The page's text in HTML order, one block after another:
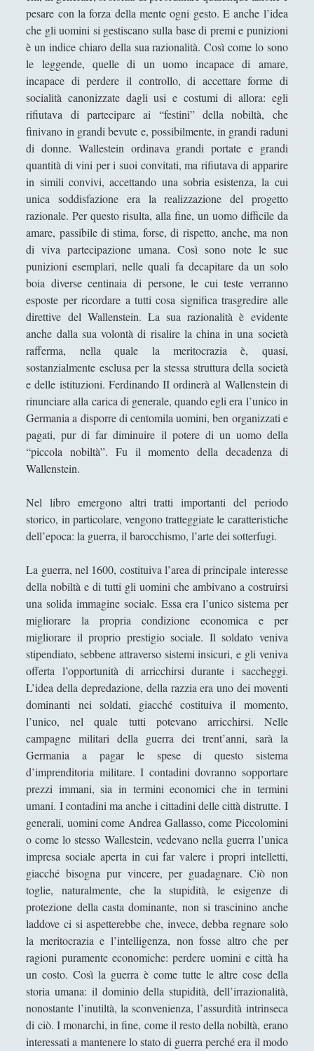
"Cronaca della guerra del Vietnam 1961-
1975" Introduzione dell'Autore
"Cronaca della seconda guerra mondiale"
Introduzione dell'Autore
A Savage War of Peace – Algeria 1954-1962.
Alistair Horne
After Europe – Ivan Krastev
Arabia Felix - Torkild Hansen
Caccia alla Bismarck. Kennedy L..
Carlo Jean: geopolitica del mondo
contemporaneo
Cina – Henry Kissinger
Dopoguerra - Com'è cambiata l'Europa -
Tony Judt
Germania - Tacito - Analisi e storia
Guerra, battaglie e rivolte nel mondo arabo
- Andrea Frediani
I banditi - Il banditismo sociale nell'età
moderna - Eric Hobsbawn
I centurioni - Jean Larteguy
Il capitano Jens Munk - Torkild Hansen
Il furto della storia - Jack Goody
Imperialismi - Erik J. Hobsbawm
Vietnam - Robert McNamara
KGB – Christopher Andrew, Oleg Gordievsky
L'arte della diplomazia - Henry Kissinger
L'incredibile storia di Olaudah Vassa
Equiano, o Gustav Vassa, detto l'Africano
La costa degli schiavi - Torkild Hansen
La formazione dell’Europa cristiana - Peter
Brown
La grande storia della prima guerra
mondiale - Martin Gilbert
La guerra dei trent'anni - Georg Schmidt
La guerra di Corea - Steven Hugh Lee
La guerra di Giugurta - Sallustio
La guerra fredda - Stanislas Jeannesson
La guerra fredda - Una guida al più grande
confronto del XX secolo
La nave degli schiavi - Torkild Hansen
La storia d'Italia - La repubblica 1943-1963
La storia militare della seconda guerra
mondiale - Basil Liddell Hart
Le guerre coloniali del fascismo - Angelo Del
Boca
pesare con la forza della mente ogni gesto. E anche l’idea
che gli uomini si gestiscano sulla base di premi e punizioni
è un indice chiaro della sua razionalità. Così come lo sono
le leggende, quelle di un uomo incapace di amare,
incapace di perdere il controllo, di accettare forme di
socialità canonizzate dagli usi e costumi di allora: egli
rifiutava di partecipare ai “festini” della nobiltà, che
finivano in grandi bevute e, possibilmente, in grandi raduni
di donne. Wallestein ordinava grandi portate e grandi
quantità di vini per i suoi convitati, ma rifiutava di apparire
in simili convivi, accettando una sobria esistenza, la cui
unica soddisfazione era la realizzazione del progetto
razionale. Per questo risulta, alla fine, un uomo difficile da
amare, passibile di stima, forse, di rispetto, anche, ma non
di viva partecipazione umana. Così sono note le sue
punizioni esemplari, nelle quali fa decapitare da un solo
boia diverse centinaia di persone, le cui teste verranno
esposte per ricordare a tutti cosa significa trasgredire alle
direttive del Wallenstein. La sua razionalità è evidente
anche dalla sua volontà di risalire la china in una società
rafferma, nella quale la meritocrazia è, quasi,
sostanzialmente esclusa per la stessa struttura della società
e delle istituzioni. Ferdinando II ordinerà al Wallenstein di
rinunciare alla carica di generale, quando egli era l’unico in
Germania a disporre di centomila uomini, ben organizzati e
pagati, pur di far diminuire il potere di un uomo della
“piccola nobiltà”. Fu il momento della decadenza di
Wallenstein.
Nel libro emergono altri tratti importanti del periodo
storico, in particolare, vengono tratteggiate le caratteristiche
dell’epoca: la guerra, il barocchismo, l’arte dei sotterfugi.
La guerra, nel 1600, costituiva l’area di principale interesse
della nobiltà e di tutti gli uomini che ambivano a costruirsi
una solida immagine sociale. Essa era l’unico sistema per
migliorare la propria condizione economica e per
migliorare il proprio prestigio sociale. Il soldato veniva
stipendiato, sebbene attraverso sistemi insicuri, e gli veniva
offerta l’opportunità di arricchirsi durante i saccheggi.
L’idea della depredazione, della razzia era uno dei moventi
dominanti nei soldati, giacché costituiva il momento,
l’unico, nel quale tutti potevano arricchirsi. Nelle
campagne militari della guerra dei trent’anni, sarà la
Germania a pagar le spese di questo sistema
d’imprenditoria militare. I contadini dovranno sopportare
prezzi immani, sia in termini economici che in termini
umani. I contadini ma anche i cittadini delle città distrutte. I
generali, uomini come Andrea Gallasso, come Piccolomini
o come lo stesso Wallestein, vedevano nella guerra l’unica
impresa sociale aperta in cui far valere i propri intelletti,
giacché bisogna pur vincere, per guadagnare. Ciò non
toglie, naturalmente, che la stupidità, le esigenze di
protezione della casta dominante, non si trascinino anche
laddove ci si aspetterebbe che, invece, debba regnare solo
la meritocrazia e l’intelligenza, non fosse altro che per
ragioni puramente economiche: perdere uomini e città ha
un costo. Così la guerra è come tutte le altre cose della
storia umana: il dominio della stupidità, dell’irrazionalità,
nonostante l’inutiltà, la sconvenienza, l’assurdità intrinseca
di ciò. I monarchi, in fine, come il resto della nobiltà, erano
interessati a mantenere lo stato di guerra perché era il modo